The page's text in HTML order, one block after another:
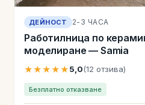
ДЕЙНОСТ 2-3 ЧАСА
Работилница по
моделиране — Samia
★★★★★5,0(12 отзива)
Безплатно отказване